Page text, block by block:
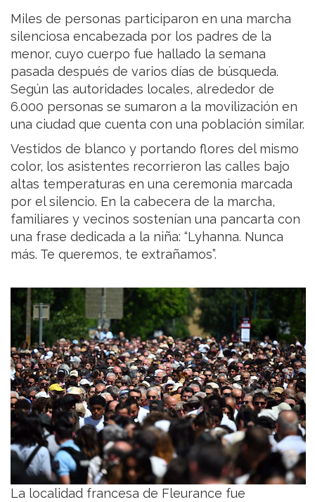
Miles de personas participaron en una marcha
silenciosa encabezada por los padres de la
menor, cuyo cuerpo fue hallado la semana
pasada después de varios días de búsqueda.
Según las autoridades locales, alrededor de
6.000 personas se sumaron a la movilización en
una ciudad que cuenta con una población similar.
Vestidos de blanco y portando flores del mismo
color, los asistentes recorrieron las calles bajo
altas temperaturas en una ceremonia marcada
por el silencio. En la cabecera de la marcha,
familiares y vecinos sostenían una pancarta con
una frase dedicada a la niña: “Lyhanna. Nunca
más. Te queremos, te extrañamos”.
La localidad francesa de Fleurance fue